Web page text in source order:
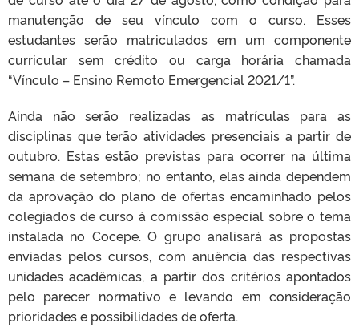
manutenção de seu vínculo com o curso. Esses
estudantes serão matriculados em um componente
curricular sem crédito ou carga horária chamada
“Vínculo – Ensino Remoto Emergencial 2021/1”.
Ainda não serão realizadas as matrículas para as
disciplinas que terão atividades presenciais a partir de
outubro. Estas estão previstas para ocorrer na última
semana de setembro; no entanto, elas ainda dependem
da aprovação do plano de ofertas encaminhado pelos
colegiados de curso à comissão especial sobre o tema
instalada no Cocepe. O grupo analisará as propostas
enviadas pelos cursos, com anuência das respectivas
unidades acadêmicas, a partir dos critérios apontados
pelo parecer normativo e levando em consideração
prioridades e possibilidades de oferta.